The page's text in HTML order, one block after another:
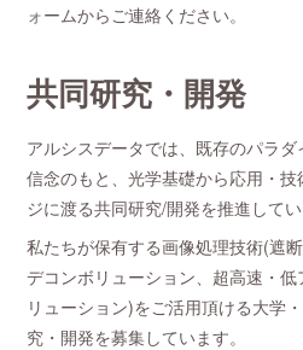
ォームからご連絡ください。
共同研究・開発
アルシスデータでは、既存のパラ
信念のもと、光学基礎から応用・
ジに渡る共同研究/開発を推進してい
私たちが保有する画像処理技術(遮
デコンボリューション、超高速・
リューション)をご活用頂ける大学
究・開発を募集しています。